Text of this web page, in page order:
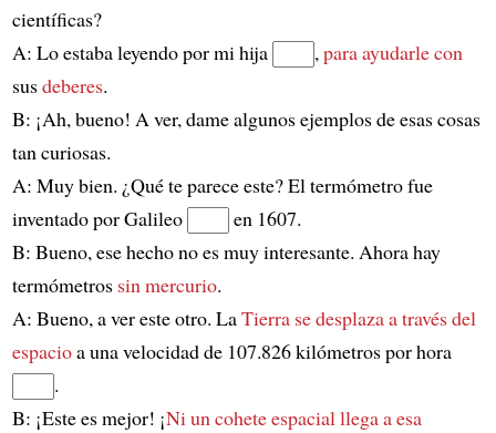
científicas?
A: Lo estaba leyendo por mi hija
, para ayudarle con
susdeberes.
B: ¡Ah, bueno! A ver, dame algunos ejemplos de esas cosas
tan curiosas.
A: Muy bien. ¿Qué te parece este? El termómetro fue
inventado por Galileo
en 1607.
B: Bueno, ese hecho no es muy interesante. Ahora hay
termómetros sin mercurio.
A: Bueno, a ver este otro. LaTierra se desplaza a través del
espacioa una velocidad de 107.826 kilómetros por hora
.
B: ¡Este es mejor! ¡Ni un cohete espacial llega a esa